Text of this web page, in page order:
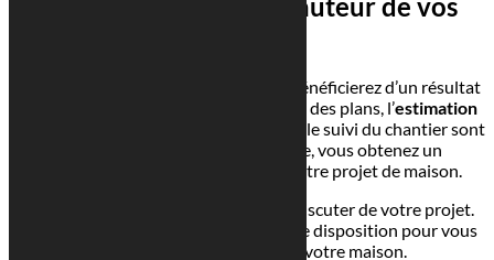
En travaillant avec nos experts, vous bénéficierez d’un résultat
conforme à vos attentes. La réalisation des plans, l’estimation
et le suivi du chantier sont
essentiels. Grâce à notre expertise, vous obtenez un
accompagnement de qualité pour votre projet de maison.
N’hésitez pas à nous contacter pour discuter de votre projet.
est à votre disposition pour vous
aider à concevoir ou rénover votre maison.